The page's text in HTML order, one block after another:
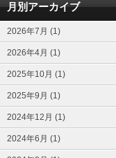
月別アーカイブ
2026年7月 (1)
2026年4月 (1)
2025年10月 (1)
2025年9月 (1)
2024年12月 (1)
2024年6月 (1)